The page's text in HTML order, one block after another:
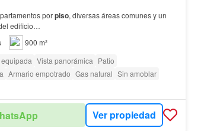
porpiso, diversas áreas comunes y un
edificio…
900 m²
Vista panorámica Patio
Armario empotrado Gas natural Sin amoblar
Ver propiedad